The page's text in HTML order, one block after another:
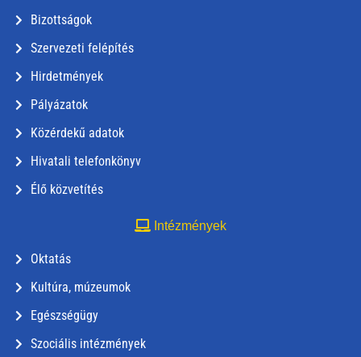
Bizottságok
Szervezeti felépítés
Hirdetmények
Pályázatok
Közérdekű adatok
Hivatali telefonkönyv
Élő közvetítés
Intézmények
Oktatás
Kultúra, múzeumok
Egészségügy
Szociális intézmények